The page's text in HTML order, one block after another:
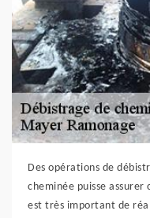
Des opérations de
cheminée puisse
est très important de